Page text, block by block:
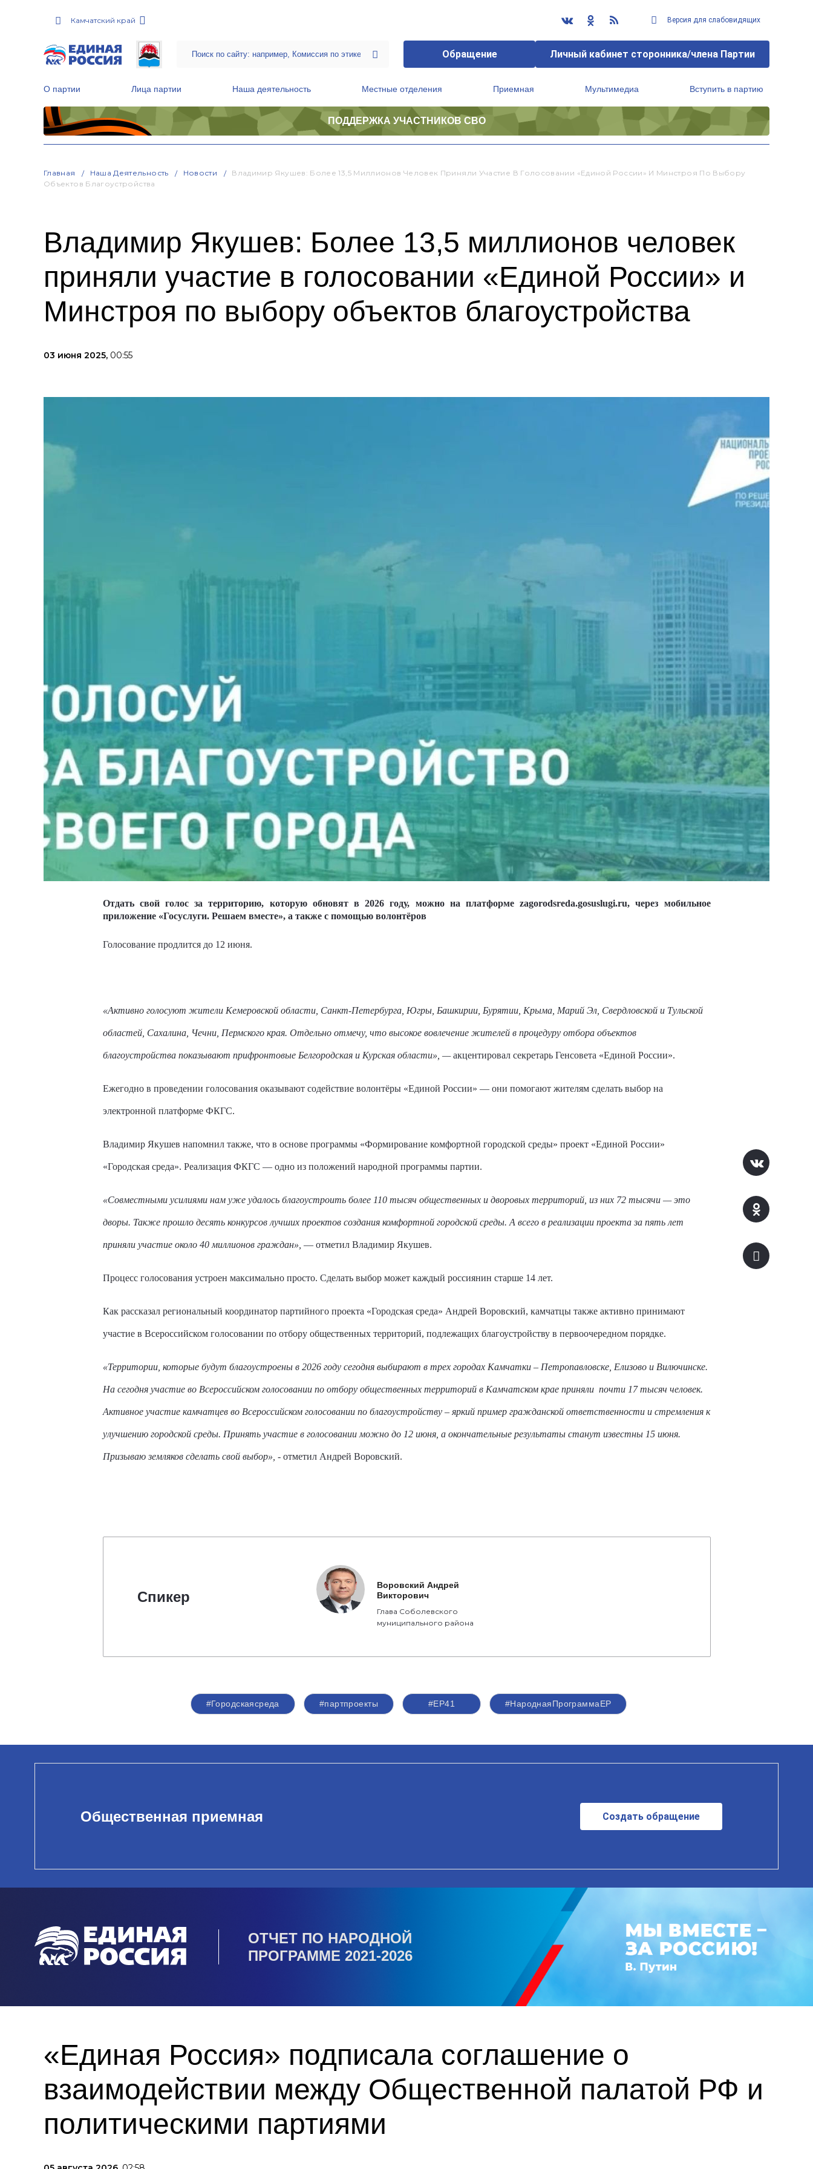
Камчатский край Версия для слабовидящих
Обращение Личный кабинет сторонника/члена Партии
О партии Лица партии Наша деятельность Местные отделения Приемная Мультимедиа Вступить в партию
ПОДДЕРЖКА УЧАСТНИКОВ СВО
Главная Наша Деятельность Новости
Владимир Якушев: Более 13,5 Миллионов Человек Приняли Участие В Голосовании «Единой России» И Минстроя По Выбору
Объектов Благоустройства
Владимир Якушев: Более 13,5 миллионов человек
приняли участие в голосовании «Единой России» и
Минстроя по выбору объектов благоустройства
03 июня 2025, 00:55
Отдать свой голос за территорию, которую обновят в 2026 году, можно на платформе zagorodsreda.gosuslugi.ru, через мобильное
приложение «Госуслуги. Решаем вместе», а также с помощью волонтёров
Голосование продлится до 12 июня.
«Активно голосуют жители Кемеровской области, Санкт-Петербурга, Югры, Башкирии, Бурятии, Крыма, Марий Эл, Свердловской и Тульской
областей, Сахалина, Чечни, Пермского края. Отдельно отмечу, что высокое вовлечение жителей в процедуру отбора объектов
благоустройства показывают прифронтовые Белгородская и Курская области», —акцентировал секретарь Генсовета «Единой России».
Ежегодно в проведении голосования оказывают содействие волонтёры «Единой России» — они помогают жителям сделать выбор на
электронной платформе ФКГС.
Владимир Якушев напомнил также, что в основе программы «Формирование комфортной городской среды» проект «Единой России»
«Городская среда». Реализация ФКГС — одно из положений народной программы партии.
«Совместными усилиями нам уже удалось благоустроить более 110 тысяч общественных и дворовых территорий, из них 72 тысячи — это
дворы. Также прошло десять конкурсов лучших проектов создания комфортной городской среды. А всего в реализации проекта за пять лет
приняли участие около 40 миллионов граждан», — отметил Владимир Якушев.
Процесс голосования устроен максимально просто. Сделать выбор может каждый россиянин старше 14 лет.
Как рассказал региональный координатор партийного проекта «Городская среда» Андрей Воровский, камчатцы также активно принимают
участие в Всероссийском голосовании по отбору общественных территорий, подлежащих благоустройству в первоочередном порядке.
«Территории, которые будут благоустроены в 2026 году сегодня выбирают в трех городах Камчатки – Петропавловске, Елизово и Вилючинске.
На сегодня участие во Всероссийском голосовании по отбору общественных территорий в Камчатском крае приняли почти 17 тысяч человек.
Активное участие камчатцев во Всероссийском голосовании по благоустройству – яркий пример гражданской ответственности и стремления к
улучшению городской среды. Принять участие в голосовании можно до 12 июня, а окончательные результаты станут известны 15 июня.
Призываю земляков сделать свой выбор», - отметил Андрей Воровский.
Спикер
Воровский Андрей
Викторович
Глава Соболевского
муниципального района
#Городскаясреда #партпроекты #ЕР41 #НароднаяПрограммаЕР
Общественная приемная Создать обращение
ОТЧЕТ ПО НАРОДНОЙ
ПРОГРАММЕ 2021-2026
«Единая Россия» подписала соглашение о
взаимодействии между Общественной палатой РФ и
политическими партиями